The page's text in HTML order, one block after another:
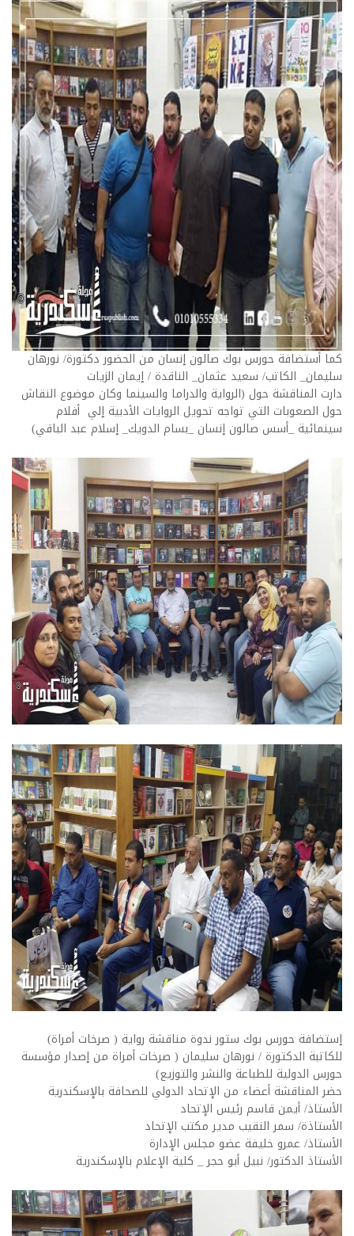
كما أستضافة حورس بوك صالون إنسان من الحضور دكتورة/ نورهان
سليمان_ الكاتب/ سعيد عثمان_ الناقدة / إيمان الزيات
دارت المناقشة حول (الرواية والدراما والسينما وكان موضوع النقاش
حول الصعوبات التي تواجه تحويل الروايات الأدبية إلي أفلام
سينمائية _أسس صالون إنسان _بسام الدويك_ إسلام عبد الباقي)
إستضافة حورس بوك ستور ندوة مناقشة رواية ( صرخات أمراة)
للكاتبة الدكتورة / نورهان سليمان ( صرخات أمراة من إصدار مؤسسة
حورس الدولية للطباعة والنشر والتوزيع)
حضر المناقشة أعضاء من الإتحاد الدولي للصحافة بالإسكندرية
الأستاذ/ أيمن قاسم رئيس الإتحاد
الأستاذة/ سمر النقيب مدير مكتب الإتحاد
الأستاذ/ عمرو خليفة عضو مجلس الإدارة
الأستاذ الدكتور/ نبيل أبو حجر _ كلية الإعلام بالإسكندرية